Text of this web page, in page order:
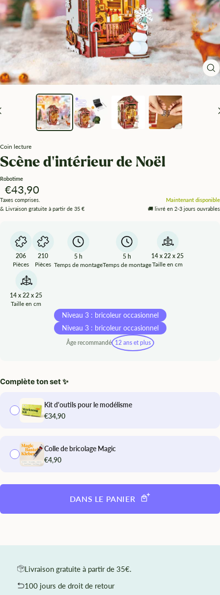
Coin lecture
Scène d'intérieur de Noël
Robotime
Angebotspreis
€43,90
Taxes comprises.
& Livraison gratuite à partir de 35 €
Maintenant disponible
🚚 livré en 2-3 jours ouvrables
206
Pièces
210
Pièces
5 h
Temps de montage
5 h
Temps de montage
14 x 22 x 25
Taille en cm
14 x 22 x 25
Taille en cm
Niveau 3 : bricoleur occasionnel
Niveau 3 : bricoleur occasionnel
Âge recommandé 12 ans et plus
Complète ton set ✨
Kit d'outils pour le modélisme
€34,90
Colle de bricolage Magic
€4,90
DANS LE PANIER
Livraison gratuite à partir de 35€.
100 jours de droit de retour